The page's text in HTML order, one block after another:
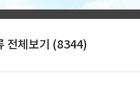
전체보기 (8344)